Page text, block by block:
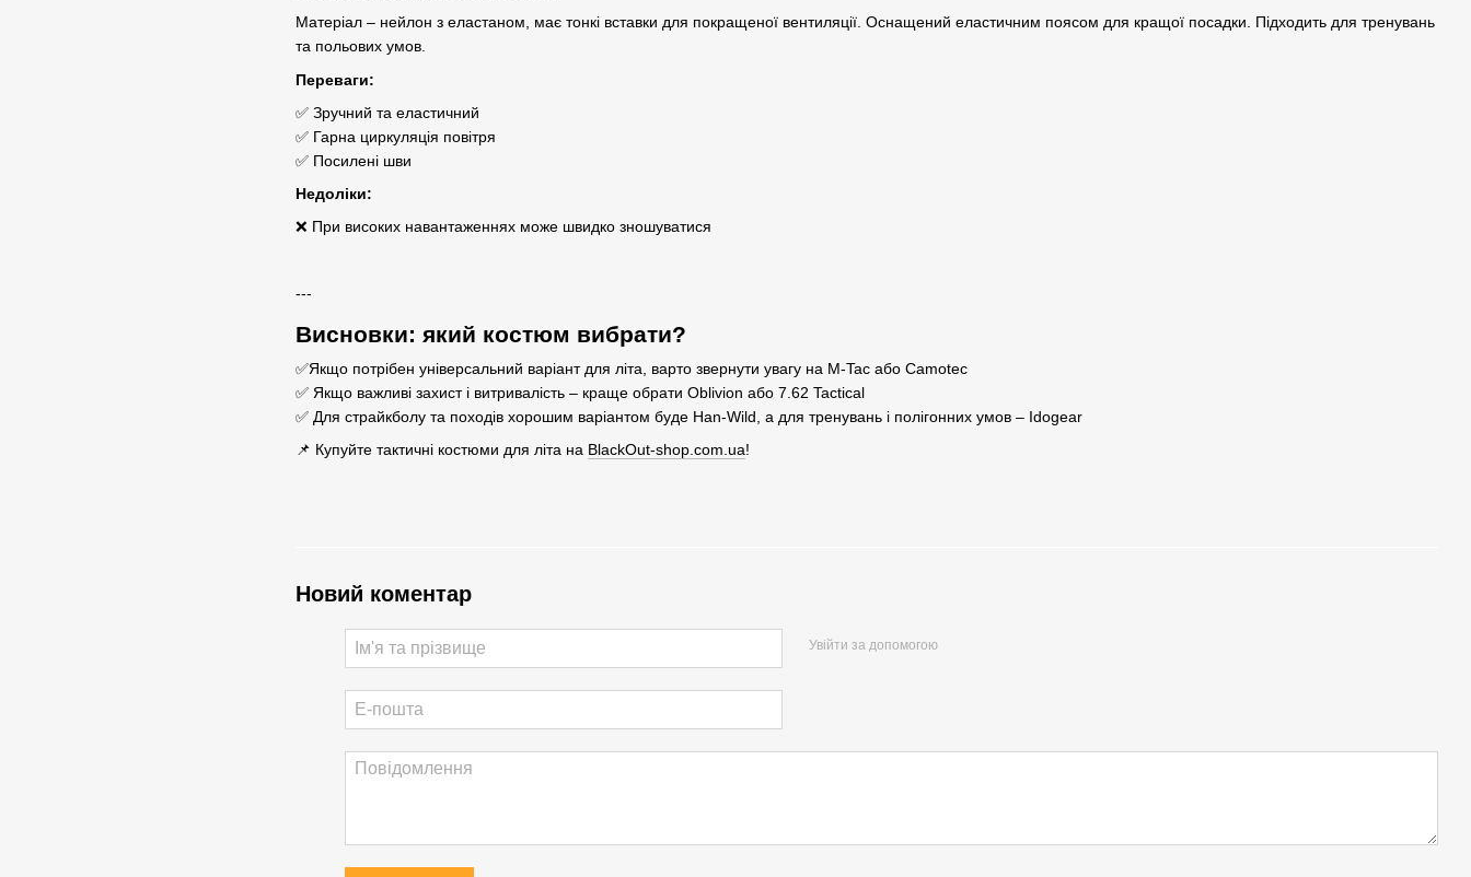
Матеріал – нейлон з еластаном, має тонкі вставки для покращеної вентиляції. Оснащений еластичним поясом для кращої посадки. Підходить для тренувань
та польових умов.
Переваги:
✅ Зручний та еластичний
✅ Гарна циркуляція повітря
✅ Посилені шви
Недоліки:
❌ При високих навантаженнях може швидко зношуватися
---
Висновки: який костюм вибрати?
✅Якщо потрібен універсальний варіант для літа, варто звернути увагу на M-Tac або Camotec
✅ Якщо важливі захист і витривалість – краще обрати Oblivion або 7.62 Tactical
✅ Для страйкболу та походів хорошим варіантом буде Han-Wild, а для тренувань і полігонних умов – Idogear
📌 Купуйте тактичні костюми для літа на BlackOut-shop.com.ua!
Новий коментар
Увійти за допомогою